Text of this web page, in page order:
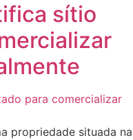
sítio
propriedade situada na